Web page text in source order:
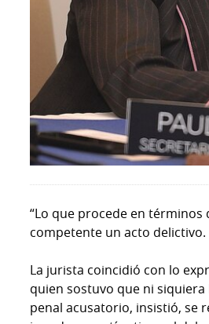
“Lo que procede en
competente un acto delictivo.
La jurista coincidió con lo
quien sostuvo que ni
penal acusatorio, insistió, se